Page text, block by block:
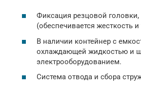
Фиксация резцовой головки,
(обеспечивается жесткость и
В наличии контейнер с
охлаждающей жидкостью и
электрооборудованием.
Система отвода и сбора